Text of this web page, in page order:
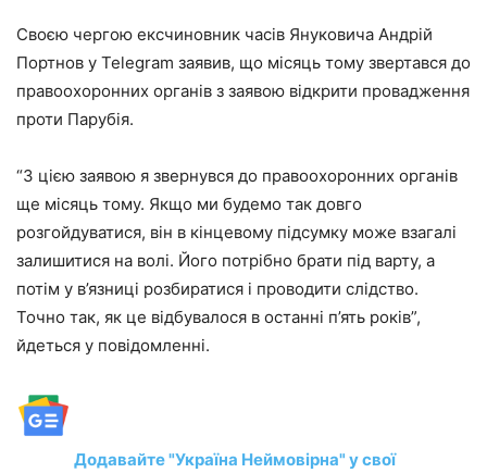
Своєю чергою ексчиновник часів Януковича Андрій
Портнов у Telegram заявив, що місяць тому звертався до
правоохоронних органів з заявою відкрити провадження
проти Парубія.
“З цією заявою я звернувся до правоохоронних органів
ще місяць тому. Якщо ми будемо так довго
розгойдуватися, він в кінцевому підсумку може взагалі
залишитися на волі. Його потрібно брати під варту, а
потім у в’язниці розбиратися і проводити слідство.
Точно так, як це відбувалося в останні п’ять років”,
йдеться у повідомленні.
Додавайте "Україна Неймовірна" у свої